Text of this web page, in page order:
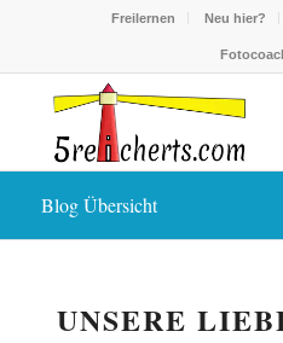
Freilernen Neu hier?
Blog Übersicht
UNSERE